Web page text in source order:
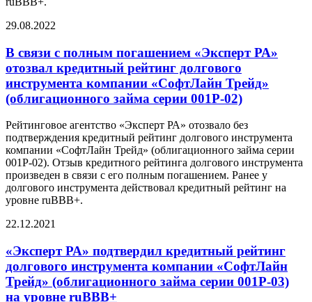
29.08.2022
В связи с полным погашением «Эксперт РА»
отозвал кредитный рейтинг долгового
инструмента компании «CофтЛайн Трейд»
(облигационного займа серии 001P-02)
Рейтинговое агентство «Эксперт РА» отозвало без
подтверждения кредитный рейтинг долгового инструмента
компании «СофтЛайн Трейд» (облигационного займа серии
001P-02). Отзыв кредитного рейтинга долгового инструмента
произведен в связи с его полным погашением. Ранее у
долгового инструмента действовал кредитный рейтинг на
уровне ruBBB+.
22.12.2021
«Эксперт РА» подтвердил кредитный рейтинг
долгового инструмента компании «CофтЛайн
Трейд» (облигационного займа серии 001P-03)
на уровне ruBBB+